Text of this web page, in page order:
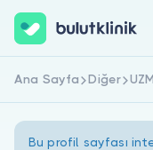
Hemen Kaydol
Ana Sayfa Diğer
Bu profil sayfası